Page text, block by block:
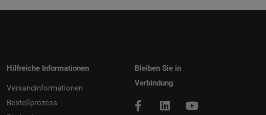
Hilfreiche Informationen
Versandinformationen
Bestellprozess
Bleiben Sie in
Verbindung